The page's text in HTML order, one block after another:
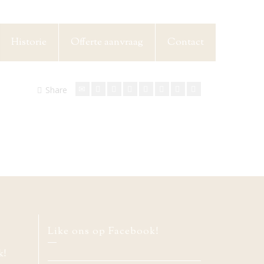
Historie Offerte aanvraag Contact
Share
Like ons op Facebook!